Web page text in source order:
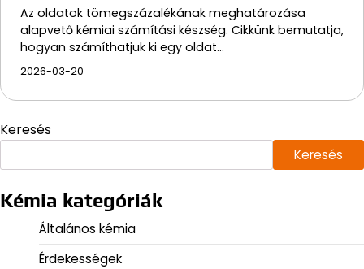
Az oldatok tömegszázalékának meghatározása
alapvető kémiai számítási készség. Cikkünk bemutatja,
hogyan számíthatjuk ki egy oldat…
2026-03-20
Keresés
Keresés
Kémia kategóriák
Általános kémia
Érdekességek